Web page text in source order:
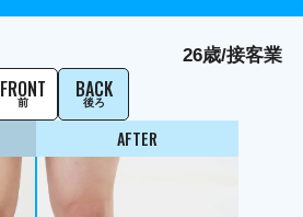
26歳/接客業
FRONT
前
BACK
後ろ
AFTER